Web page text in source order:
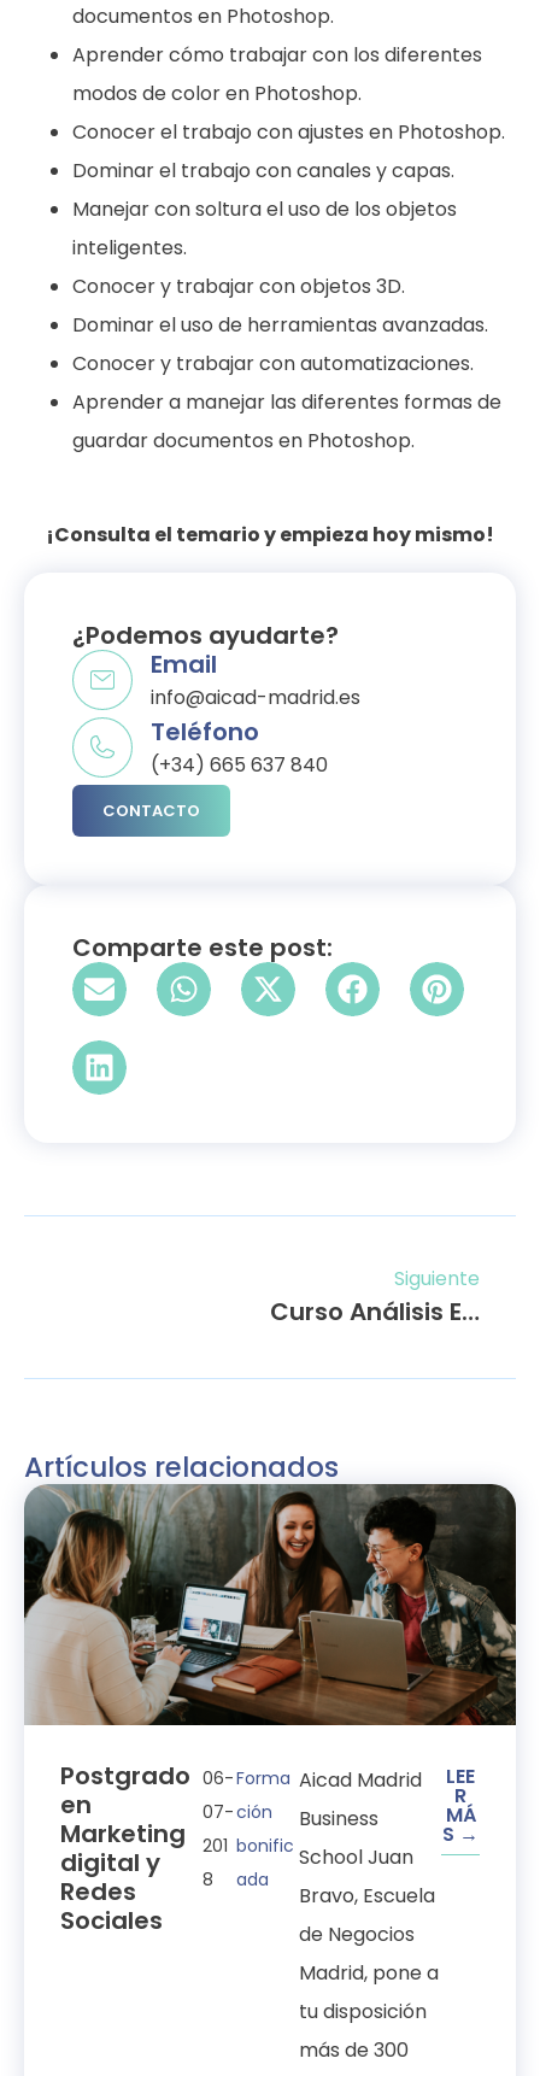
documentos en Photoshop.
Aprender cómo trabajar con los diferentes
modos de color en Photoshop.
Conocer el trabajo con ajustes en Photoshop.
Dominar el trabajo con canales y capas.
Manejar con soltura el uso de los objetos
inteligentes.
Conocer y trabajar con objetos 3D.
Dominar el uso de herramientas avanzadas.
Conocer y trabajar con automatizaciones.
Aprender a manejar las diferentes formas de
guardar documentos en Photoshop.
¡Consulta el temario y empieza hoy mismo!
Comparte este post:
¿Podemos ayudarte?​
Email
info@aicad-madrid.es
Teléfono
(+34) 665 637 840
CONTACTO
Siguiente
Curso Análisis Económico – Financiero de la Empresa Madrid
Artículos relacionados
Postgrado
en
Marketing
digital y
Redes
Sociales
06-
07-
201
8
Forma
ción
bonific
ada
Aicad Madrid
Business
School Juan
Bravo, Escuela
de Negocios
Madrid, pone a
tu disposición
más de 300
LEE
R
MÁ
S →